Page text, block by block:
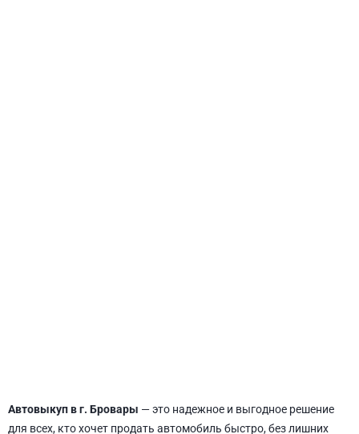
Автовыкуп в г. Бровары — это надежное и выгодное решение
для всех, кто хочет продать автомобиль быстро, без лишних